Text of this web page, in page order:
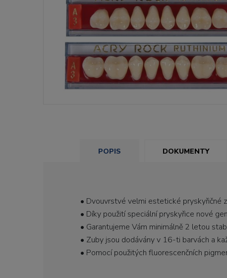
POPIS DOKUMENTY
• Dvouvrstvé velmi estetické pryskyřičné
• Díky použití speciální pryskyřice nové
• Garantujeme Vám minimálně 2 letou
• Zuby jsou dodávány v 16-ti barvách a
• Pomocí použitých fluorescenčních